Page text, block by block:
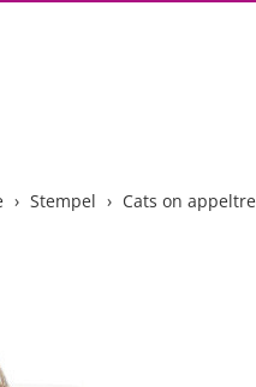
Stempel Cats on